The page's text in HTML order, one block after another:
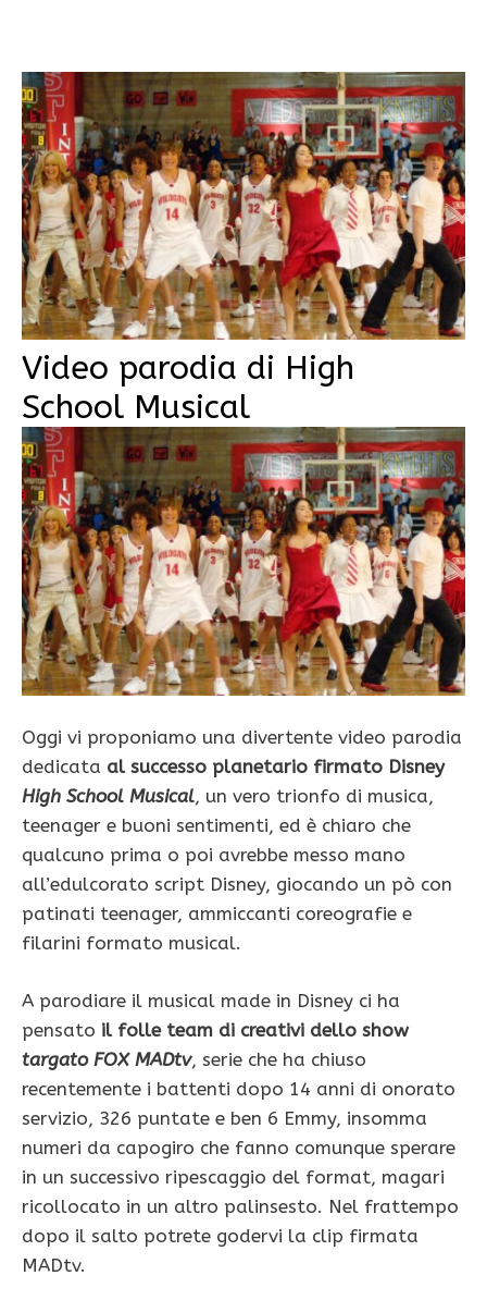
Video parodia di High
School Musical
Oggi vi proponiamo una divertente video parodia
dedicata al successo planetario firmato Disney
High School Musical, un vero trionfo di musica,
teenager e buoni sentimenti, ed è chiaro che
qualcuno prima o poi avrebbe messo mano
all’edulcorato script Disney, giocando un pò con
patinati teenager, ammiccanti coreografie e
filarini formato musical.
A parodiare il musical made in Disney ci ha
pensato il folle team di creativi dello show
targato FOX MADtv, serie che ha chiuso
recentemente i battenti dopo 14 anni di onorato
servizio, 326 puntate e ben 6 Emmy, insomma
numeri da capogiro che fanno comunque sperare
in un successivo ripescaggio del format, magari
ricollocato in un altro palinsesto. Nel frattempo
dopo il salto potrete godervi la clip firmata
MADtv.